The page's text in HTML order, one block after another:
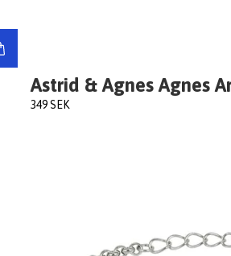
Astrid & Agnes Agnes
349 SEK